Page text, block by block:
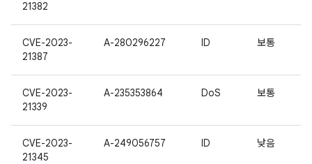
21382
CVE-2023-
21387
A-280296227 ID 보통
CVE-2023-
21339
A-235353864 DoS 보통
CVE-2023-
21345
A-249056757 ID 낮음